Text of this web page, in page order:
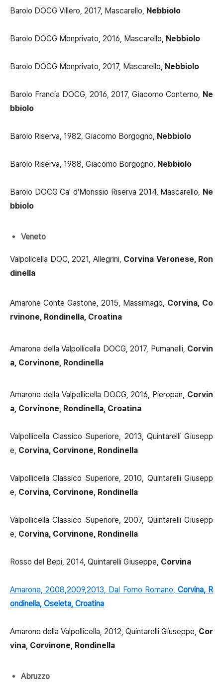
Barolo DOCG Villero, 2017, Mascarello, Nebbiolo
Barolo DOCG Monprivato, 2016, Mascarello, Nebbiolo
Barolo DOCG Monprivato, 2017, Mascarello, Nebbiolo
Barolo Francia DOCG, 2016, 2017, Giacomo Conterno, Ne
bbiolo
Barolo Riserva, 1982, Giacomo Borgogno, Nebbiolo
Barolo Riserva, 1988, Giacomo Borgogno, Nebbiolo
Barolo DOCG Ca' d'Morissio Riserva 2014, Mascarello, Ne
bbiolo
Veneto
Valpolicella DOC, 2021, Allegrini, Corvina Veronese, Ron
dinella
Amarone Conte Gastone, 2015, Massimago, Corvina, Co
rvinone, Rondinella, Croatina
Amarone della Valpollicella DOCG, 2017, Pumanelli, Corvin
a, Corvinone, Rondinella
Amarone della Valpollicella DOCG, 2016, Pieropan, Corvin
a, Corvinone, Rondinella, Croatina
Valpollicella Classico Superiore, 2013, Quintarelli Giusepp
e, Corvina, Corvinone, Rondinella
Valpollicella Classico Superiore, 2010, Quintarelli Giusepp
e, Corvina, Corvinone, Rondinella
Valpollicella Classico Superiore, 2007, Quintarelli Giusepp
e, Corvina, Corvinone, Rondinella
Rosso del Bepi, 2014, Quintarelli Giuseppe, Corvina
Amarone, 2008,2009,2013, Dal Forno Romano, Corvina, R
ondinella, Oseleta, Croatina
Amarone della Valpollicella, 2012, Quintarelli Giuseppe, Cor
vina, Corvinone, Rondinella
Abruzzo